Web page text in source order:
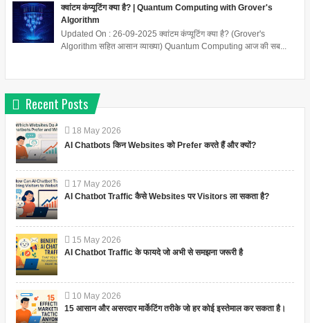
क्वांटम कंप्यूटिंग क्या है? | Quantum Computing with Grover's
Algorithm
Updated On : 26-09-2025 क्वांटम कंप्यूटिंग क्या है? (Grover's
Algorithm सहित आसान व्याख्या) Quantum Computing आज की सब...
Recent Posts
18 May 2026
AI Chatbots किन Websites को Prefer करते हैं और क्यों?
17 May 2026
AI Chatbot Traffic कैसे Websites पर Visitors ला सकता है?
15 May 2026
AI Chatbot Traffic के फायदे जो अभी से समझना जरूरी है
10 May 2026
15 आसान और असरदार मार्केटिंग तरीके जो हर कोई इस्तेमाल कर सकता है।